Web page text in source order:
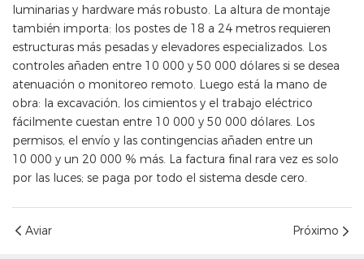
luminarias y hardware más robusto. La altura de montaje
también importa: los postes de 18 a 24 metros requieren
estructuras más pesadas y elevadores especializados. Los
controles añaden entre 10 000 y 50 000 dólares si se desea
atenuación o monitoreo remoto. Luego está la mano de
obra: la excavación, los cimientos y el trabajo eléctrico
fácilmente cuestan entre 10 000 y 50 000 dólares. Los
permisos, el envío y las contingencias añaden entre un
10 000 y un 20 000 % más. La factura final rara vez es solo
por las luces; se paga por todo el sistema desde cero.
Aviar Próximo